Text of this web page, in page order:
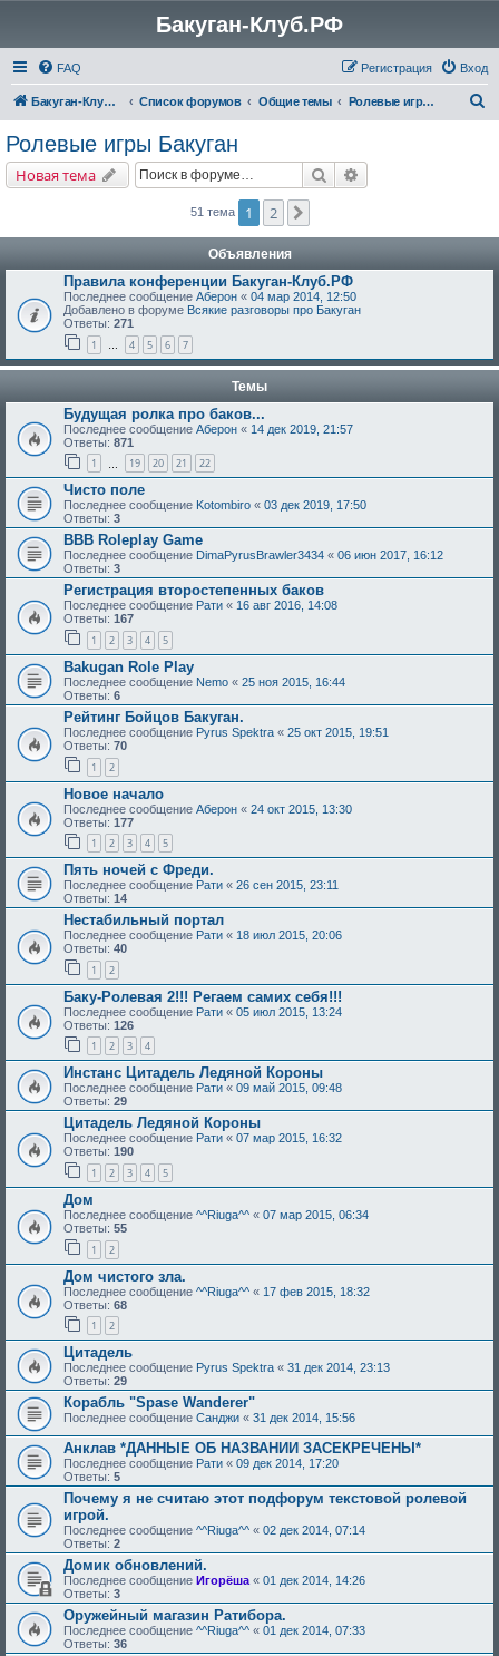
Бакуган-Клуб.РФ
FAQ Вход
Регистрация
Бакуган-Клуб.РФ Список форумов Общие темы Ролевые игры Бакуган
Ролевые игры Бакуган
Новая тема Поиск
51 тема 1 2
Объявления
Правила конференции Бакуган-Клуб.РФ
Последнее сообщение Аберон « 04 мар 2014, 12:50
Добавлено в форуме Всякие разговоры про Бакуган
Ответы: 271
1 … 4 5 6 7
Темы
Будущая ролка про баков...
Последнее сообщение Аберон « 14 дек 2019, 21:57
Ответы: 871
1 19 20 21 22
Чисто поле
Последнее сообщение Kotombiro « 03 дек 2019, 17:50
Ответы: 3
BBB Roleplay Game
Последнее сообщение DimaPyrusBrawler3434 « 06 июн 2017, 16:12
Ответы: 3
Регистрация второстепенных баков
Последнее сообщение Рати « 16 авг 2016, 14:08
Ответы: 167
1 2 3 4 5
Bakugan Role Play
Последнее сообщение Nemo « 25 ноя 2015, 16:44
Ответы: 6
Рейтинг Бойцов Бакуган.
Последнее сообщение Pyrus Spektra « 25 окт 2015, 19:51
Ответы: 70
1 2
Новое начало
Последнее сообщение Аберон « 24 окт 2015, 13:30
Ответы: 177
1 2 3 4 5
Пять ночей с Фреди.
Последнее сообщение Рати « 26 сен 2015, 23:11
Ответы: 14
Нестабильный портал
Последнее сообщение Рати « 18 июл 2015, 20:06
Ответы: 40
1 2
Баку-Ролевая 2!!! Регаем самих себя!!!
Последнее сообщение Рати « 05 июл 2015, 13:24
Ответы: 126
1 2 3 4
Инстанс Цитадель Ледяной Короны
Последнее сообщение Рати « 09 май 2015, 09:48
Ответы: 29
Цитадель Ледяной Короны
Последнее сообщение Рати « 07 мар 2015, 16:32
Ответы: 190
1 2 3 4 5
Дом
Последнее сообщение ^^Riuga^^ « 07 мар 2015, 06:34
Ответы: 55
1 2
Дом чистого зла.
Последнее сообщение ^^Riuga^^ « 17 фев 2015, 18:32
Ответы: 68
1 2
Цитадель
Последнее сообщение Pyrus Spektra « 31 дек 2014, 23:13
Ответы: 29
Корабль "Spase Wanderer"
Последнее сообщение Санджи « 31 дек 2014, 15:56
Анклав *ДАННЫЕ ОБ НАЗВАНИИ ЗАСЕКРЕЧЕНЫ*
Последнее сообщение Рати « 09 дек 2014, 17:20
Ответы: 5
Почему я не считаю этот подфорум текстовой ролевой
игрой.
Последнее сообщение ^^Riuga^^ « 02 дек 2014, 07:14
Ответы: 2
Домик обновлений.
Последнее сообщение Игорёша« 01 дек 2014, 14:26
Ответы: 3
Оружейный магазин Ратибора.
Последнее сообщение ^^Riuga^^ « 01 дек 2014, 07:33
Ответы: 36